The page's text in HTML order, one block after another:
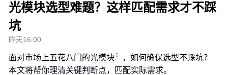
光模块选型难题？这样匹配需求才不踩
坑
昨天16:00
面对市场上五花八门的光模块
，如何确保选型不踩坑？
本文将帮你理清关键判断点，匹配实际需求。